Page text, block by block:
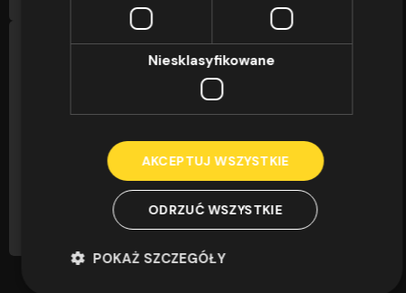
DLACZEGO OSZ OMEGA
OSZ Omega to ponad 25 lat doświadczenia,
zdawalność egzaminów sięgająca 97,4% – to nie...
Niesklasyfikowane
AKCEPTUJ WSZYSTKIE
ODRZUĆ WSZYSTKIE
POKAŻ SZCZEGÓŁY